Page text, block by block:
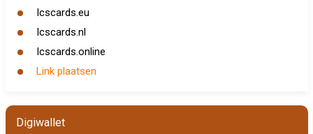
Icscards.eu
Icscards.nl
Icscards.online
Link plaatsen
Digiwallet